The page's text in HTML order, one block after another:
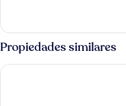
1
habitación,
vista
la
Propiedades similares
DoubleTree by Hilton Hotel